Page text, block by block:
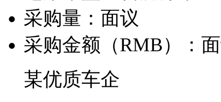
采购量： 面议
采购金额（RMB）：
某优质车企